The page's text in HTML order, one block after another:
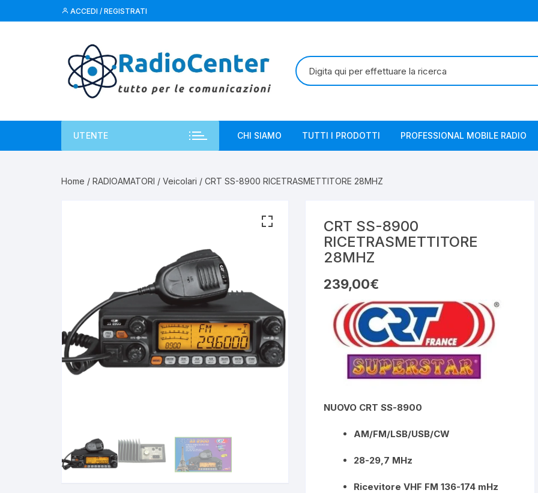
al
ACCEDI / REGISTRATI
Cerca:
UTENTE CHI SIAMO TUTTI I PRODOTTI PROFESSIONAL MOBILE RADIO
Home / RADIOAMATORI / Veicolari / CRT SS-8900 RICETRASMETTITORE 28MHZ
CRT SS-8900
RICETRASMETTITORE
28MHZ
239,00€
NUOVO CRT SS-8900
AM/FM/LSB/USB/CW
28-29,7 MHz
Ricevitore VHF FM 136-174 mHz